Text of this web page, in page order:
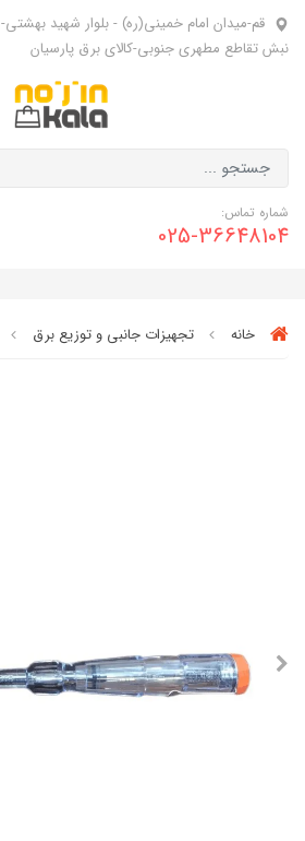
قم-میدان امام خمینی(ره) - بلوار شهید بهشتی-
نبش تقاطع مطهری جنوبی-کالای برق پارسیان
شماره تماس:
025-36648104
خانه تجهیزات جانبی و توزیع برق